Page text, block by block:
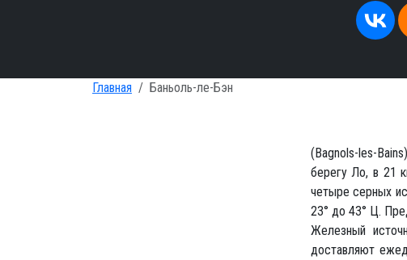
Главная Баньоль-ле-Бэн
(Bagnols-les-
берегу Ло, в 21
четыре серных
23° до 43° Ц.
Железный
доставляют